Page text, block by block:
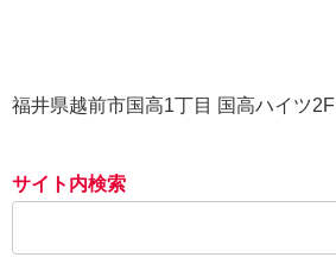
福井県越前市国高1丁目 国高ハイツ2F
サイト内検索